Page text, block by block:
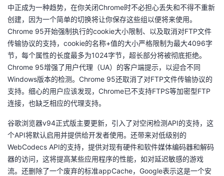
的
客
我
论
的
子
我
直
播
的
活
动
我
的
关
我
的
我
中正成为一种趋势，在你关闭Chrome时不必担心丢失和不得不重新
创建，因为一个简单的切换将让你保存这些组以便将来使用。
Chrome 95开始强制执行的cookie大小限制、以及取消对FTP文件
传输协议的支持，cookie的名称+值的大小严格限制为最大4096字
节，每个属性的长度最多为1024字节，超长部分将被彻底拒绝。
Chrome 95增强了用户代理（UA）的客户端提示，以迎合不同
Windows版本的检测。Chrome 95还取消了对FTP文件传输协议的
支持。细心的用户应该发现，Chrome已不支持FTPS等加密型FTP
连接，也缺乏相应的代理支持。
谷歌浏览器v94正式版主要更新，引入了对空闲检测API的支持，这
个API将默认启用并提供给开发者使用。还带来对低级别的
WebCodecs API的支持，提供对现有硬件和软件媒体编码器和解码
器的访问，这将提高某些应用程序的性能，如对延迟敏感的游戏
流。还删除了一个废弃的标准appCache，Google表示这是一个安